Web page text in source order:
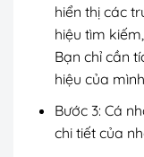
hiển thị các
hiệu tìm
Bạn chỉ cần
hiệu của
Bước 3: Cá
chi tiết của